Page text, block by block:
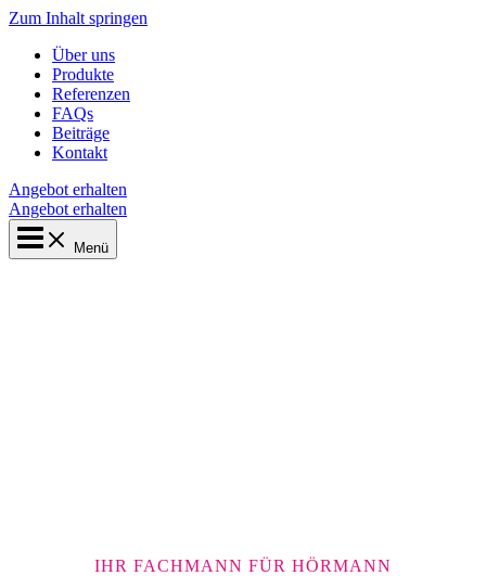
Zum Inhalt springen
Über uns
Produkte
Referenzen
FAQs
Beiträge
Kontakt
Angebot erhalten
Angebot erhalten
Menü
IHR FACHMANN FÜR HÖRMANN